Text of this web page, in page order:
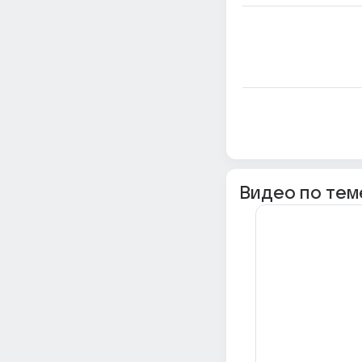
Видео по